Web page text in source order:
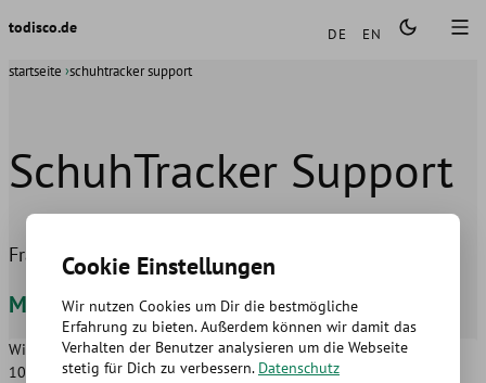
todisco.de Sprachen
DE
EN
startseite schuhtracker support
SchuhTracker Support
Fragen und Anregungen zur SchuhTracker App
Mathias Todisco
Wilmersdorfer Str. 122-123
10627
Berlin
hallo@todisco.de
Cookie Einstellungen
Wir nutzen Cookies um Dir die bestmögliche
Erfahrung zu bieten. Außerdem können wir damit das
Verhalten der Benutzer analysieren um die Webseite
stetig für Dich zu verbessern. Datenschutz